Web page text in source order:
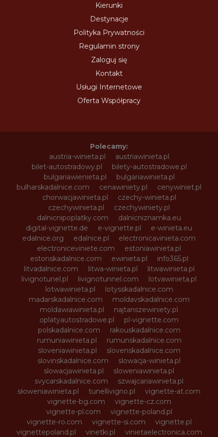
Kierunki
Destynacje
Polityka Prywatności
Regulamin strony
Zaloguj się
Kontakt
Usługi Internetowe
Oferta Współpracy
Polecamy:
austria-winieta.pl
austriawinieta.pl
bilet-autostradowy.pl
bilety-autostradowe.pl
bulgariawienieta.pl
bulgariawinieta.pl
bulharskadalnice.com
cenawiniety.pl
cenywiniet.pl
chorwacjawinieta.pl
czechy-winieta.pl
czechywinieta.pl
czechywiniety.pl
dalnicnipoplatky.com
dalnicniznamka.eu
digital-vignette.de
e-vignette.pl
e-winieta.eu
edalnice.org
edalnice.pl
electronicavinieta.com
electroniceviniete.com
estoniawinieta.pl
estonskadalnice.com
ewinieta.pl
info365.pl
litvadalnice.com
litwa-winieta.pl
litwawinieta.pl
livignotunel.pl
livignotunnel.com
lotvawinieta.pl
lotwawinieta.pl
lotysskadalnice.com
madarskadalnice.com
moldavskadalnice.com
moldawiawinieta.pl
najtanszewiniety.pl
oplatyautostradowe.pl
pl-vignette.com
polskadalnice.com
rakouskadalnice.com
rumuniawinieta.pl
rumunskadalnice.com
sloveniawinieta.pl
slovenskadalnice.com
slovinskadalnice.com
slowacja-winieta.pl
slowacjawinieta.pl
sloweniawinieta.pl
svycarskadalnice.com
szwajcariawinieta.pl
słoweniawinieta.pl
tunellivigno.pl
vignette-at.com
vignette-bg.com
vignette-cz.com
vignette-pl.com
vignette-poland.pl
vignette-ro.com
vignette-si.com
vignette.pl
vignettepoland.pl
vinetki.pl
vinietaelectronica.com